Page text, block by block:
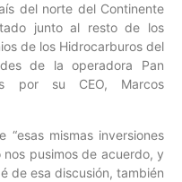
del norte del Continente
junto al resto de los
de los Hidrocarburos del
de la operadora Pan
por su CEO, Marcos
“esas mismas inversiones
pusimos de acuerdo, y
de esa discusión, también